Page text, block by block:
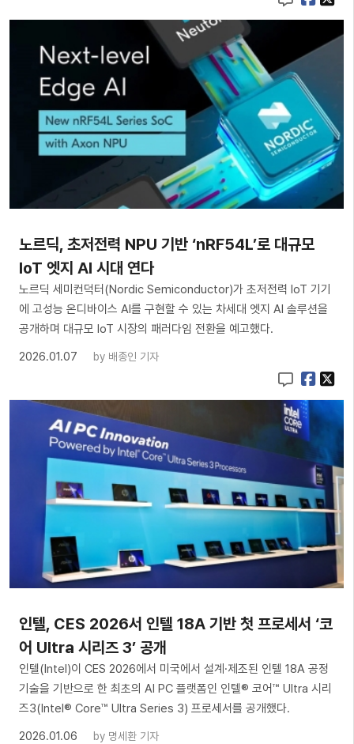
노르딕, 초저전력 NPU 기반 ‘nRF54L’로 대규모
IoT 엣지 AI 시대 연다
노르딕 세미컨덕터(Nordic Semiconductor)가 초저전력 IoT 기기
에 고성능 온디바이스 AI를 구현할 수 있는 차세대 엣지 AI 솔루션을
공개하며 대규모 IoT 시장의 패러다임 전환을 예고했다.
2026.01.07
by 배종인 기자
인텔, CES 2026서 인텔 18A 기반 첫 프로세서 ‘코
어 Ultra 시리즈 3’ 공개
인텔(Intel)이 CES 2026에서 미국에서 설계·제조된 인텔 18A 공정
기술을 기반으로 한 최초의 AI PC 플랫폼인 인텔® 코어™ Ultra 시리
즈3(Intel® Core™ Ultra Series 3) 프로세서를 공개했다.
2026.01.06
by 명세환 기자